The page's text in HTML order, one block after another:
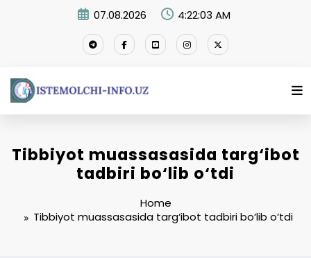
07.08.2026 4:22:04 AM
Tibbiyot muassasasida targ‘ibot
tadbiri bo‘lib o‘tdi
Home
Tibbiyot muassasasida targ‘ibot tadbiri bo‘lib o‘tdi